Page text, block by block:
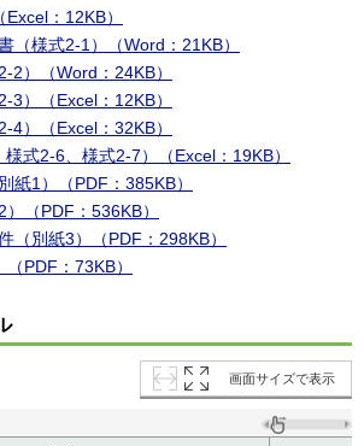
：12KB）
（様式2-1）（Word：21KB）
2）（Word：24KB）
3）（Excel：12KB）
4）（Excel：32KB）
式2-6、様式2-7）（Excel：19KB）
紙1）（PDF：385KB）
（PDF：536KB）
（別紙3）（PDF：298KB）
PDF：73KB）
画面サイズで表示